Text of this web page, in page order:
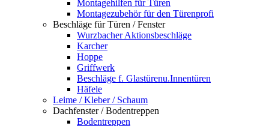
Montagehilfen für Türen
Montagezubehör für den Türenprofi
Beschläge für Türen / Fenster
Wurzbacher Aktionsbeschläge
Karcher
Hoppe
Griffwerk
Beschläge f. Glastürenu.Innentüren
Häfele
Leime / Kleber / Schaum
Dachfenster / Bodentreppen
Bodentreppen